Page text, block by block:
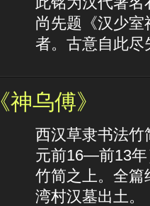
尚先题《汉少室
者。古意自此尽
《神乌傅》
西汉草隶书法竹
元前16—前13年
竹简之上。全篇
湾村汉墓出土。